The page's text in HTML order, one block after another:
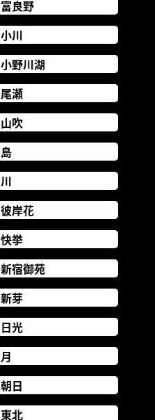
富良野
小川
小野川湖
尾瀬
山吹
島
川
彼岸花
快挙
新宿御苑
新芽
日光
月
朝日
東北